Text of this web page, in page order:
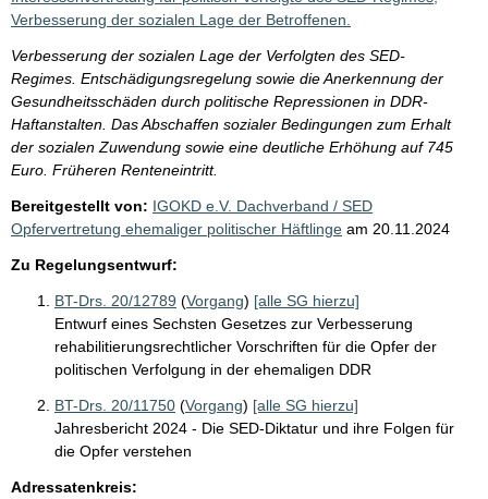
Verbesserung der sozialen Lage der Betroffenen.
Verbesserung der sozialen Lage der Verfolgten des SED-
Regimes. Entschädigungsregelung sowie die Anerkennung der
Gesundheitsschäden durch politische Repressionen in DDR-
Haftanstalten. Das Abschaffen sozialer Bedingungen zum Erhalt
der sozialen Zuwendung sowie eine deutliche Erhöhung auf 745
Euro. Früheren Renteneintritt.
Bereitgestellt von: IGOKD e.V. Dachverband / SED
Opfervertretung ehemaliger politischer Häftlinge am 20.11.2024
Zu Regelungsentwurf:
BT-Drs. 20/12789 (Vorgang) [alle SG hierzu]
Entwurf eines Sechsten Gesetzes zur Verbesserung
rehabilitierungsrechtlicher Vorschriften für die Opfer der
politischen Verfolgung in der ehemaligen DDR
BT-Drs. 20/11750 (Vorgang) [alle SG hierzu]
Jahresbericht 2024 - Die SED-Diktatur und ihre Folgen für
die Opfer verstehen
Adressatenkreis: